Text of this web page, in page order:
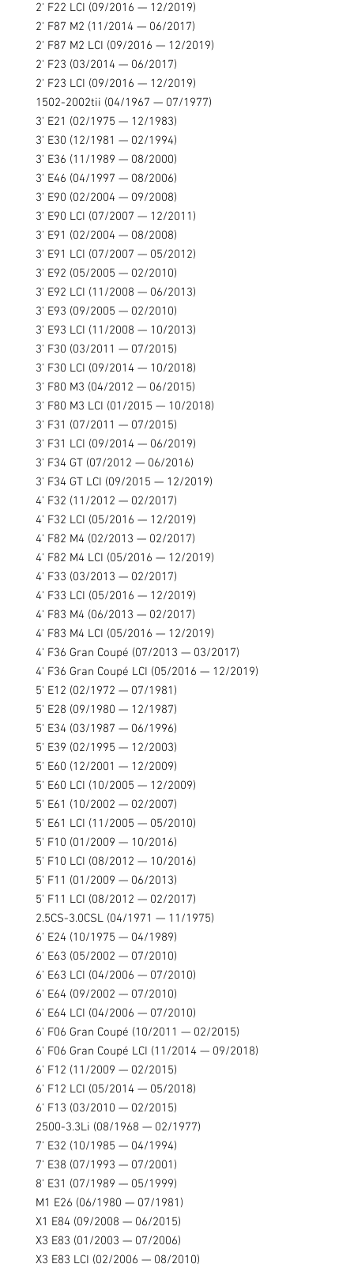
2' F22 LCI (09/2016 — 12/2019)
2' F87 M2 (11/2014 — 06/2017)
2' F87 M2 LCI (09/2016 — 12/2019)
2' F23 (03/2014 — 06/2017)
2' F23 LCI (09/2016 — 12/2019)
1502-2002tii (04/1967 — 07/1977)
3' E21 (02/1975 — 12/1983)
3' E30 (12/1981 — 02/1994)
3' E36 (11/1989 — 08/2000)
3' E46 (04/1997 — 08/2006)
3' E90 (02/2004 — 09/2008)
3' E90 LCI (07/2007 — 12/2011)
3' E91 (02/2004 — 08/2008)
3' E91 LCI (07/2007 — 05/2012)
3' E92 (05/2005 — 02/2010)
3' E92 LCI (11/2008 — 06/2013)
3' E93 (09/2005 — 02/2010)
3' E93 LCI (11/2008 — 10/2013)
3' F30 (03/2011 — 07/2015)
3' F30 LCI (09/2014 — 10/2018)
3' F80 M3 (04/2012 — 06/2015)
3' F80 M3 LCI (01/2015 — 10/2018)
3' F31 (07/2011 — 07/2015)
3' F31 LCI (09/2014 — 06/2019)
3' F34 GT (07/2012 — 06/2016)
3' F34 GT LCI (09/2015 — 12/2019)
4' F32 (11/2012 — 02/2017)
4' F32 LCI (05/2016 — 12/2019)
4' F82 M4 (02/2013 — 02/2017)
4' F82 M4 LCI (05/2016 — 12/2019)
4' F33 (03/2013 — 02/2017)
4' F33 LCI (05/2016 — 12/2019)
4' F83 M4 (06/2013 — 02/2017)
4' F83 M4 LCI (05/2016 — 12/2019)
4' F36 Gran Coupé (07/2013 — 03/2017)
4' F36 Gran Coupé LCI (05/2016 — 12/2019)
5' E12 (02/1972 — 07/1981)
5' E28 (09/1980 — 12/1987)
5' E34 (03/1987 — 06/1996)
5' E39 (02/1995 — 12/2003)
5' E60 (12/2001 — 12/2009)
5' E60 LCI (10/2005 — 12/2009)
5' E61 (10/2002 — 02/2007)
5' E61 LCI (11/2005 — 05/2010)
5' F10 (01/2009 — 10/2016)
5' F10 LCI (08/2012 — 10/2016)
5' F11 (01/2009 — 06/2013)
5' F11 LCI (08/2012 — 02/2017)
2.5CS-3.0CSL (04/1971 — 11/1975)
6' E24 (10/1975 — 04/1989)
6' E63 (05/2002 — 07/2010)
6' E63 LCI (04/2006 — 07/2010)
6' E64 (09/2002 — 07/2010)
6' E64 LCI (04/2006 — 07/2010)
6' F06 Gran Coupé (10/2011 — 02/2015)
6' F06 Gran Coupé LCI (11/2014 — 09/2018)
6' F12 (11/2009 — 02/2015)
6' F12 LCI (05/2014 — 05/2018)
6' F13 (03/2010 — 02/2015)
2500-3.3Li (08/1968 — 02/1977)
7' E32 (10/1985 — 04/1994)
7' E38 (07/1993 — 07/2001)
8' E31 (07/1989 — 05/1999)
M1 E26 (06/1980 — 07/1981)
X1 E84 (09/2008 — 06/2015)
X3 E83 (01/2003 — 07/2006)
X3 E83 LCI (02/2006 — 08/2010)